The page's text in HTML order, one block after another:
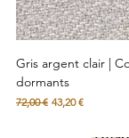
Gris argent clair |
dormants
Prix original
72,00 € Prix promotionnel
43,20 €